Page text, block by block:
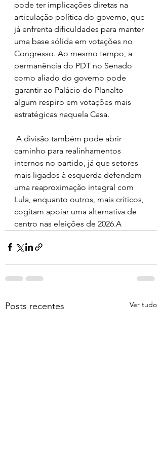
pode ter implicações diretas na
articulação política do governo, que
já enfrenta dificuldades para manter
uma base sólida em votações no
Congresso. Ao mesmo tempo, a
permanência do PDT no Senado
como aliado do governo pode
garantir ao Palácio do Planalto
algum respiro em votações mais
estratégicas naquela Casa.
caminho para realinhamentos
internos no partido, já que setores
mais ligados à esquerda defendem
uma reaproximação integral com
Lula, enquanto outros, mais críticos,
cogitam apoiar uma alternativa de
centro nas eleições de 2026.A
Posts recentes Ver tudo